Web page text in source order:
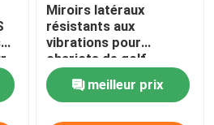
Miroirs latéraux
résistants aux
vibrations pour
chariots de golf
meilleur prix